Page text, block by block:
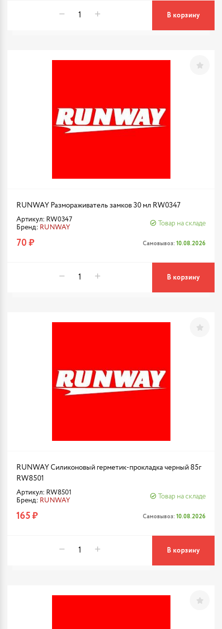
В корзину
RUNWAY Размораживатель замков 30 мл RW0347
Артикул: RW0347
Бренд: RUNWAY
Товар на складе
70 ₽ Самовывоз: 10.08.2026
В корзину
RUNWAY Силиконовый герметик-прокладка черный 85г
RW8501
Артикул: RW8501
Бренд: RUNWAY
Товар на складе
165 ₽ Самовывоз: 10.08.2026
В корзину